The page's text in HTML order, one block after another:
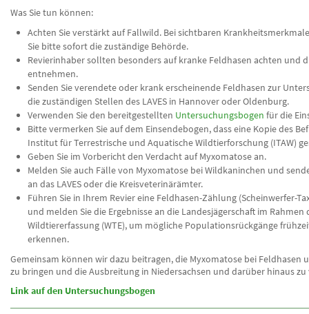
Was Sie tun können:
Achten Sie verstärkt auf Fallwild. Bei sichtbaren
Sie bitte sofort die zuständige Behörde.
Revierinhaber sollten besonders auf kranke Feldhasen achten und
entnehmen.
Senden Sie verendete oder krank erscheinende Feldhasen zur
die zuständigen Stellen des LAVES in Hannover oder Oldenburg.
Verwenden Sie den bereitgestellten Untersuchungsbogen für die
Bitte vermerken Sie auf dem Einsendebogen, dass eine Kopie des
Institut für Terrestrische und Aquatische Wildtierforschung (ITAW)
Geben Sie im Vorbericht den Verdacht auf Myxomatose an.
Melden Sie auch Fälle von Myxomatose bei Wildkaninchen und
an das LAVES oder die Kreisveterinärämter.
Führen Sie in Ihrem Revier eine Feldhasen-Zählung (Scheinwerfer-
und melden Sie die Ergebnisse an die Landesjägerschaft im Rahmen
Wildtiererfassung (WTE), um mögliche Populationsrückgänge
erkennen.
Gemeinsam können wir dazu beitragen, die Myxomatose bei Feldhasen
zu bringen und die Ausbreitung in Niedersachsen und darüber hinaus
Link auf den Untersuchungsbogen